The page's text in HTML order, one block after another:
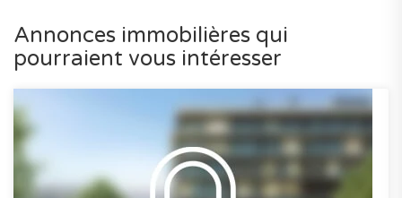
Annonces immobilières qui
pourraient vous intéresser